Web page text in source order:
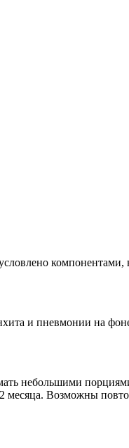
компонентами,
и пневмонии на
небольшими
месяца. Возможны